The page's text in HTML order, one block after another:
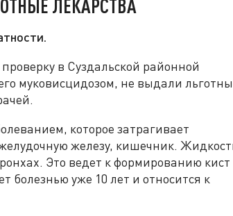
ЛЕКАРСТВА
в Суздальской районной
муковисцидозом, не выдали
которое затрагивает
железу, кишечник.
Это ведет к формированию кист
болезнью уже 10 лет и относится к